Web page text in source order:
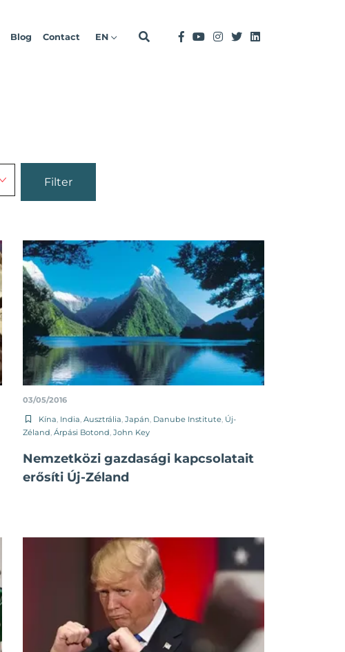
Blog Contact EN
Filter
03/05/2016
Kína, India, Ausztrália, Japán, Danube Institute, Új-
Zéland, Árpási Botond, John Key
Nemzetközi gazdasági kapcsolatait
erősíti Új-Zéland